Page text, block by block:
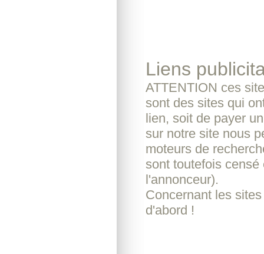
Liens
ATTENTION ces
sont des sites qui
lien, soit de payer
sur notre site nous
moteurs de
sont toutefois
l'annonceur).
Concernant les
d'abord !